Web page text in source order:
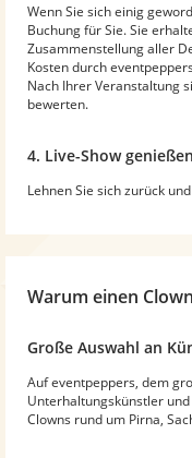
Wenn Sie sich einig
Buchung für Sie. Sie
Zusammenstellung aller
Kosten durch
Nach Ihrer Veranstaltung
bewerten.
4. Live-Show genießen
Lehnen Sie sich zurück
Warum einen Clown
Große Auswahl an
Auf eventpeppers, dem
Unterhaltungskünstler
Clowns rund um Pirna,